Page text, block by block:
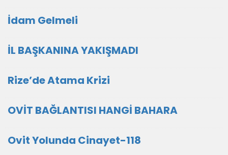
İdam Gelmeli
İL BAŞKANINA YAKIŞMADI
Rize’de Atama Krizi
OVİT BAĞLANTISI HANGİ BAHARA
Ovit Yolunda Cinayet-118